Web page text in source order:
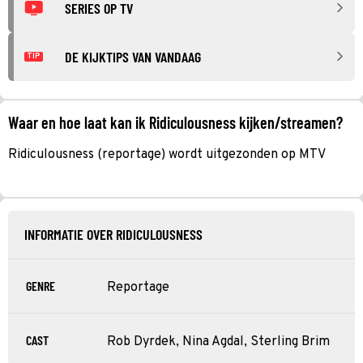
SERIES OP TV
TIP DE KIJKTIPS VAN VANDAAG
Waar en hoe laat kan ik Ridiculousness kijken/streamen?
Ridiculousness (reportage) wordt uitgezonden op MTV
INFORMATIE OVER RIDICULOUSNESS
GENRE Reportage
CAST Rob Dyrdek, Nina Agdal, Sterling Brim